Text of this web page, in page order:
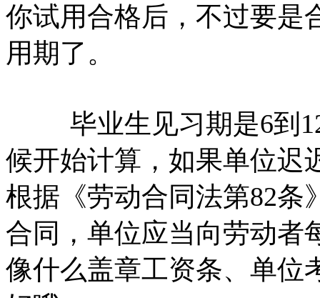
你试用合格后，不过要是
用期了。
毕业生见习期是6到12
候开始计算，如果单位迟
根据《劳动合同法第82条
合同，单位应当向劳动者
像什么盖章工资条、单位